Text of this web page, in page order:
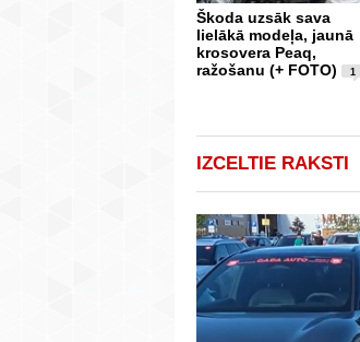
Škoda uzsāk sava
lielākā modeļa, jaunā
krosovera Peaq,
ražošanu (+ FOTO)
1
IZCELTIE RAKSTI